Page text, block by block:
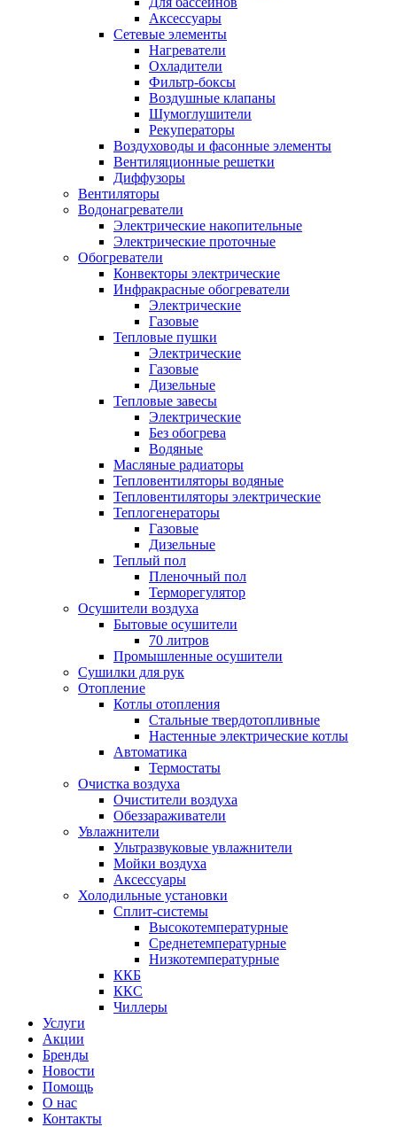
Аксессуары
Сетевые элементы
Нагреватели
Охладители
Фильтр-боксы
Воздушные клапаны
Шумоглушители
Рекуператоры
Воздуховоды и фасонные элементы
Вентиляционные решетки
Диффузоры
Вентиляторы
Водонагреватели
Электрические накопительные
Электрические проточные
Обогреватели
Конвекторы электрические
Инфракрасные обогреватели
Электрические
Газовые
Тепловые пушки
Электрические
Газовые
Дизельные
Тепловые завесы
Электрические
Без обогрева
Водяные
Масляные радиаторы
Тепловентиляторы водяные
Тепловентиляторы электрические
Теплогенераторы
Газовые
Дизельные
Теплый пол
Пленочный пол
Терморегулятор
Осушители воздуха
Бытовые осушители
70 литров
Промышленные осушители
Сушилки для рук
Отопление
Котлы отопления
Стальные твердотопливные
Настенные электрические котлы
Автоматика
Термостаты
Очистка воздуха
Очистители воздуха
Обеззараживатели
Увлажнители
Ультразвуковые увлажнители
Мойки воздуха
Аксессуары
Холодильные установки
Сплит-системы
Высокотемпературные
Среднетемпературные
Низкотемпературные
ККБ
ККС
Чиллеры
Услуги
Акции
Бренды
Новости
Помощь
О нас
Контакты